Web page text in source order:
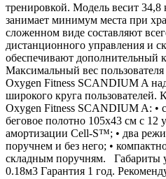
тренировкой. Модель весит 34,8
занимает минимум места при
сложенном виде составляют
дистанционного управления и
обеспечивают дополнительный
Максимальный вес пользователя
Oxygen Fitness SCANDIUM A
широкого круга
Oxygen Fitness SCANDIUM A: •
беговое полотно 105х43 см с 12
амортизации Cell-S™; • два
поручнем и без него; •
складным поручням. Габариты
0.18м3 Гарантия 1 год.